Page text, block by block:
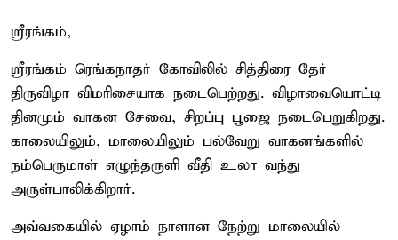
ஸ்ரீரங்கம்,
ஸ்ரீரங்கம் ரெங்கநாதர் கோவிலில் சித்திரை தேர்
திருவிழா விமரிசையாக நடைபெற்றது. விழாவையொட்டி
தினமும் வாகன சேவை, சிறப்பு பூஜை நடைபெறுகிறது.
காலையிலும், மாலையிலும் பல்வேறு வாகனங்களில்
நம்பெருமாள் எழுந்தருளி வீதி உலா வந்து
அருள்பாலிக்கிறார்.
அவ்வகையில் ஏழாம் நாளான நேற்று மாலையில்